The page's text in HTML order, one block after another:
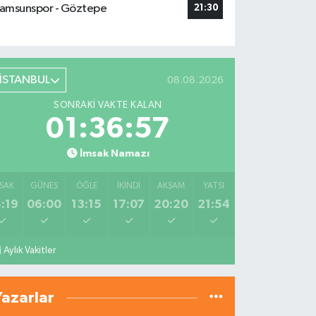
- Göztepe
21:30
İSTANBUL 08.08.2026
SONRAKI VAKTE KALAN
01:36:56
İmsak Namazı
GÜNEŞ
06:00
ÖĞLE
13:15
İKINDI
17:07
AKŞAM
20:20
YATSI
21:54
Aylık Vakitler